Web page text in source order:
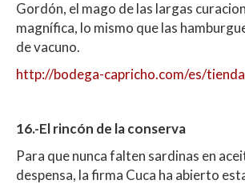
Gordón, el mago de las largas
magnífica, lo mismo que las
de vacuno.
http://bodega-capricho.com/es/tienda
16.-El rincón de la conserva
Para que nunca falten sardinas en
despensa, la firma Cuca ha abierto